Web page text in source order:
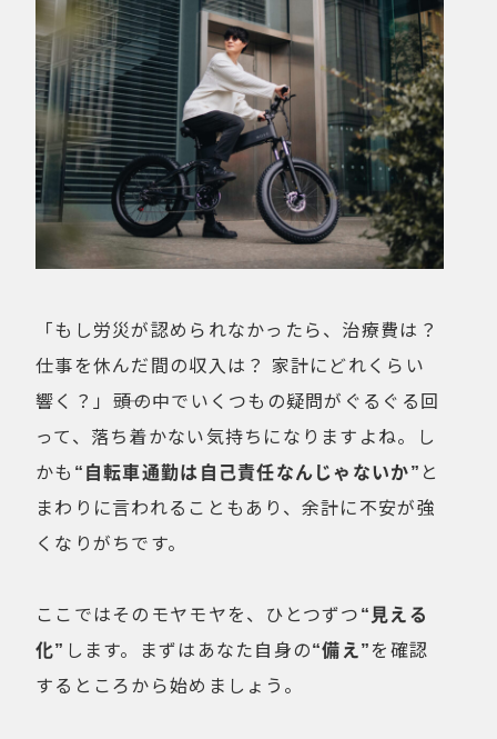
「もし労災が認められなかったら、治療費は？
仕事を休んだ間の収入は？ 家計にどれくらい
響く？」――頭の中でいくつもの疑問がぐるぐる回
って、落ち着かない気持ちになりますよね。し
かも “自転車通勤は自己責任なんじゃないか” と
まわりに言われることもあり、余計に不安が強
くなりがちです。
ここではそのモヤモヤを、ひとつずつ“見える
化” します。まずはあなた自身の“備え”を確認
するところから始めましょう。